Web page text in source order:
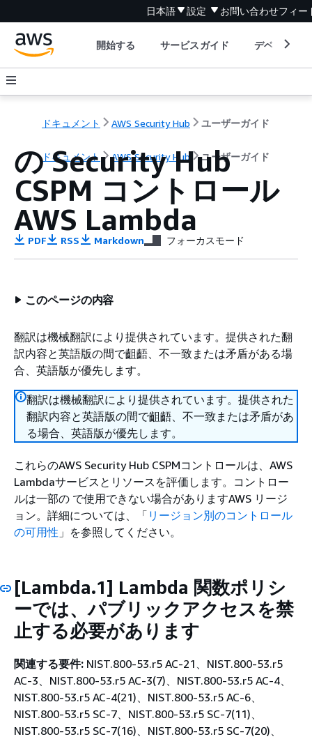
日本語 設定 お問い合わせフィー
開始する サービスガイド デベロッパ
ドキュメント AWS Security Hub ユーザーガイド
ドキュメント AWS Security Hub ユーザーガイド
の Security Hub
CSPM コントロール
AWS Lambda
PDF RSS Markdown フォーカスモード
このページの内容
翻訳は機械翻訳により提供されています。提供された翻
訳内容と英語版の間で齟齬、不一致または矛盾がある場
合、英語版が優先します。
翻訳は機械翻訳により提供されています。提供された
翻訳内容と英語版の間で齟齬、不一致または矛盾があ
る場合、英語版が優先します。
これらのAWS Security Hub CSPMコントロールは、AWS
Lambdaサービスとリソースを評価します。コントロー
ルは一部の で使用できない場合がありますAWS リージ
ョン。詳細については、「 リージョン別のコントロール
の可用性 」を参照してください。
[Lambda.1] Lambda 関数ポリシ
ーでは、パブリックアクセスを禁
止する必要があります
関連する要件: NIST.800-53.r5 AC-21、NIST.800-53.r5
AC-3、NIST.800-53.r5 AC-3(7)、NIST.800-53.r5 AC-4、
NIST.800-53.r5 AC-4(21)、NIST.800-53.r5 AC-6、
NIST.800-53.r5 SC-7、NIST.800-53.r5 SC-7(11)、
NIST.800-53.r5 SC-7(16)、NIST.800-53.r5 SC-7(20)、